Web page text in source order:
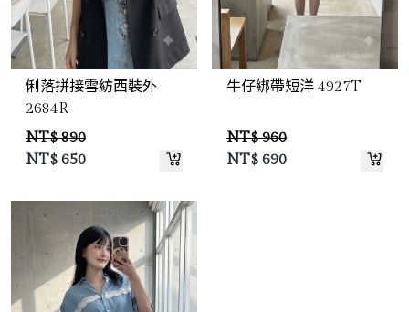
俐落拼接雪紡西裝外
2684R
NT$ 890
NT$ 650
牛仔綁帶短洋 4927T
NT$ 960
NT$ 690